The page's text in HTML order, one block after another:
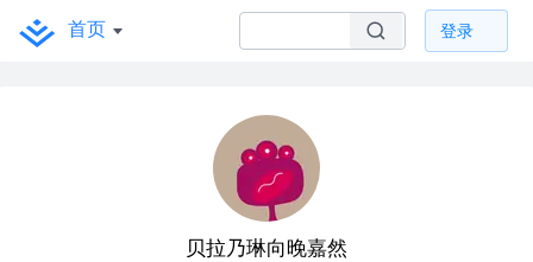
首页 登录
贝拉乃琳向晚嘉然